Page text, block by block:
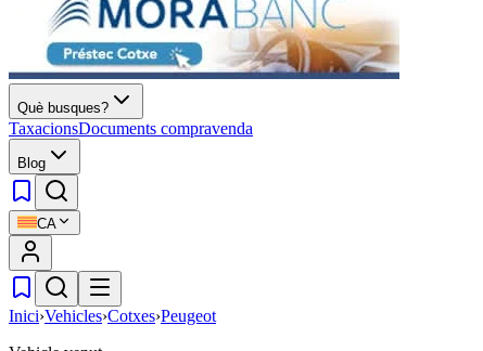
Què busques?
TaxacionsDocuments compravenda
Blog
CA
Inici›Vehicles›Cotxes›Peugeot